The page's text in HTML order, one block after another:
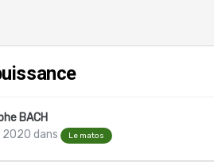
BACH
2020 dans Le matos